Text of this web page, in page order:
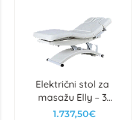
Električni stol za
masažu Elly – 3
motora
1.737,50€